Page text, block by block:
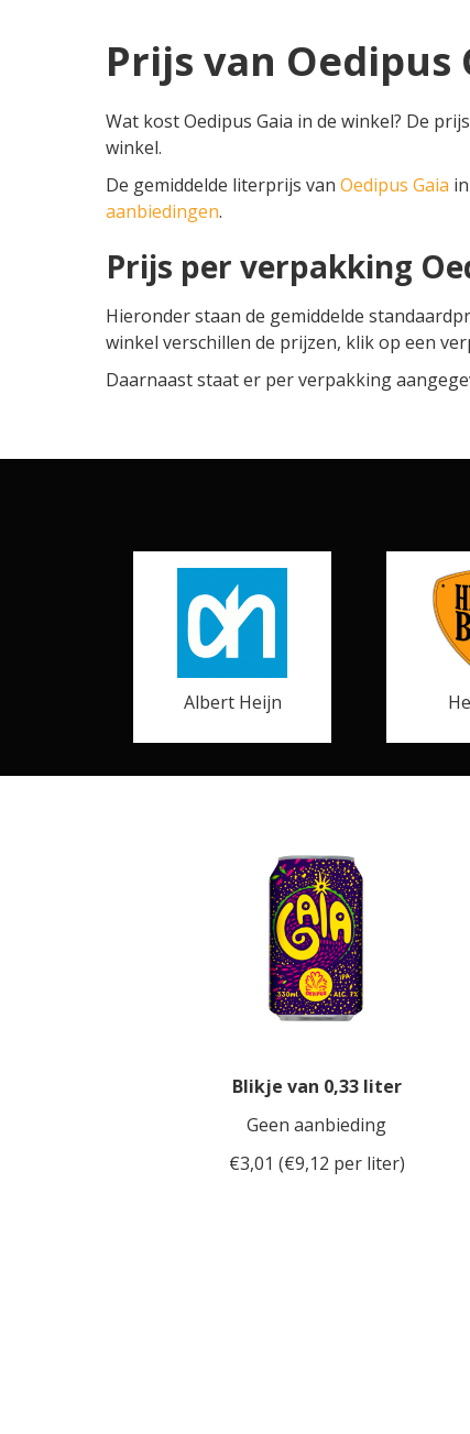
Prijs van Oedipus
Wat kost Oedipus Gaia in de winkel? De
winkel.
De gemiddelde literprijs van Oedipus Gaia
aanbiedingen.
Prijs per verpakking
Hieronder staan de gemiddelde
winkel verschillen de prijzen, klik op een
Daarnaast staat er per verpakking
Albert Heijn
Blikje van 0,33 liter
Geen aanbieding
€3,01 (€9,12 per liter)